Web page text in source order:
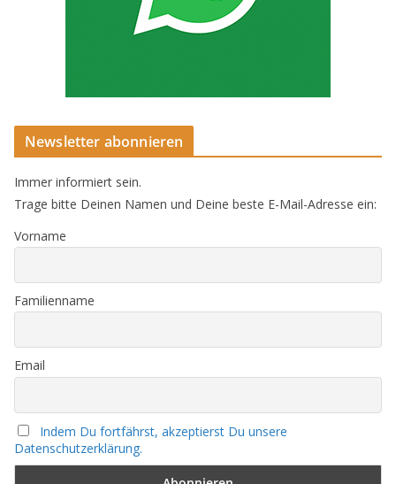
Newsletter abonnieren
Immer informiert sein.
Trage bitte Deinen Namen und Deine beste E-Mail-Adresse ein:
Vorname
Familienname
Email
Indem Du fortfährst, akzeptierst Du unsere
Datenschutzerklärung.